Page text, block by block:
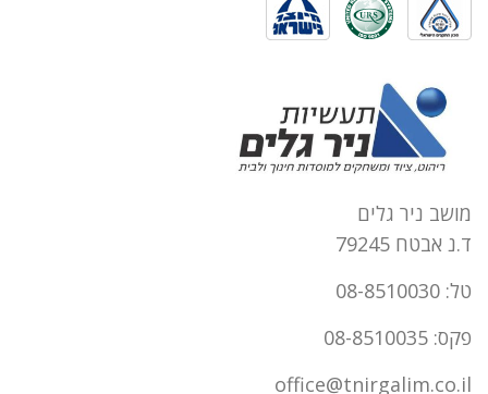
מושב ניר גלים
ד.נ אבטח 79245
טל: 08-8510030
פקס: 08-8510035
office@tnirgalim.co.il